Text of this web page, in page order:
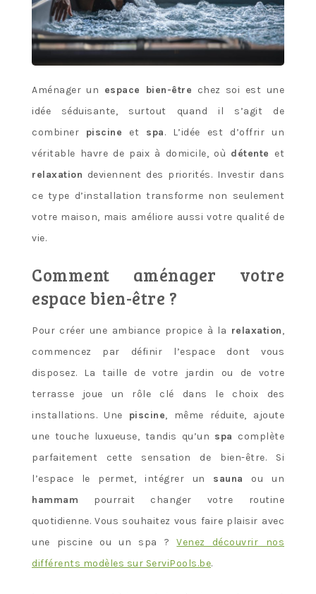
Aménager un espace bien-être chez soi est une
idée séduisante, surtout quand il s’agit de
combiner piscine et spa. L’idée est d’offrir un
véritable havre de paix à domicile, où détente et
relaxation deviennent des priorités. Investir dans
ce type d’installation transforme non seulement
votre maison, mais améliore aussi votre qualité de
vie.
Comment aménager votre
espace bien-être ?
Pour créer une ambiance propice à la relaxation,
commencez par définir l’espace dont vous
disposez. La taille de votre jardin ou de votre
terrasse joue un rôle clé dans le choix des
installations. Une piscine, même réduite, ajoute
une touche luxueuse, tandis qu’un spa complète
parfaitement cette sensation de bien-être. Si
l’espace le permet, intégrer un sauna
ou un
hammam pourrait changer votre routine
quotidienne. Vous souhaitez vous faire plaisir avec
une piscine ou un spa ?Venez découvrir nos
différents modèles sur ServiPools.be.